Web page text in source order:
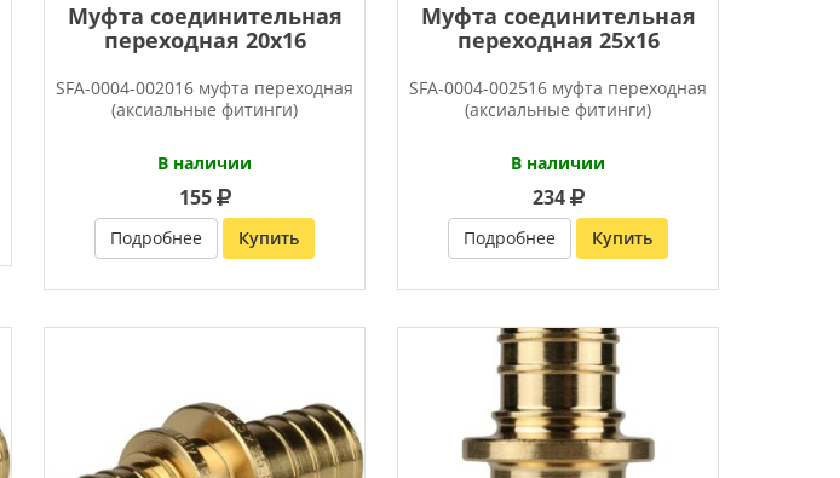
Муфта соединительная
переходная 20х16
SFA-0004-002016 муфта переходная
(аксиальные фитинги)
В наличии
155
Подробнее Купить
Муфта соединительная
переходная 25х16
SFA-0004-002516 муфта переходная
(аксиальные фитинги)
В наличии
234
Подробнее Купить